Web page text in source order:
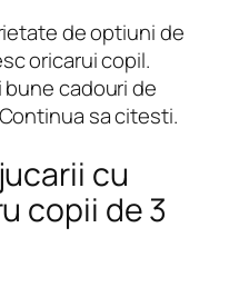
de optiuni de
oricarui copil.
bune cadouri de
sa citesti.
cu
copii de 3